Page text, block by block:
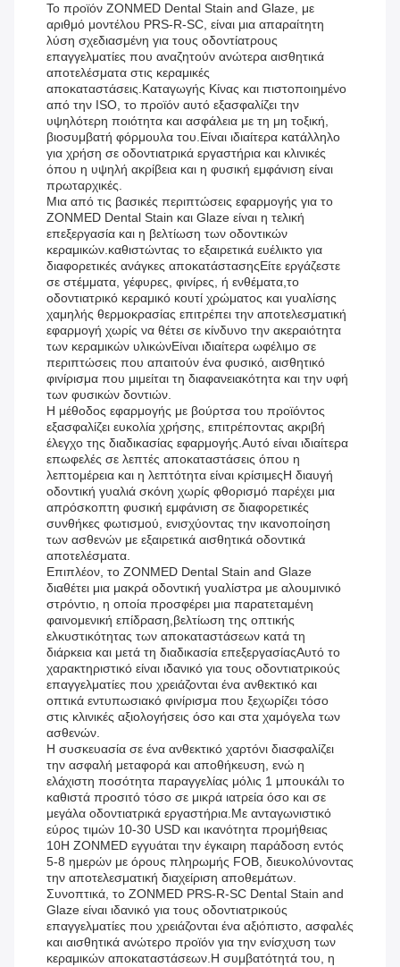
Το προϊόν ZONMED Dental Stain and Glaze, με
αριθμό μοντέλου PRS-R-SC, είναι μια απαραίτητη
λύση σχεδιασμένη για τους οδοντίατρους
επαγγελματίες που αναζητούν ανώτερα αισθητικά
αποτελέσματα στις κεραμικές
αποκαταστάσεις.Καταγωγής Κίνας και πιστοποιημένο
από την ISO, το προϊόν αυτό εξασφαλίζει την
υψηλότερη ποιότητα και ασφάλεια με τη μη τοξική,
βιοσυμβατή φόρμουλα του.Είναι ιδιαίτερα κατάλληλο
για χρήση σε οδοντιατρικά εργαστήρια και κλινικές
όπου η υψηλή ακρίβεια και η φυσική εμφάνιση είναι
πρωταρχικές.
Μια από τις βασικές περιπτώσεις εφαρμογής για το
ZONMED Dental Stain και Glaze είναι η τελική
επεξεργασία και η βελτίωση των οδοντικών
κεραμικών.καθιστώντας το εξαιρετικά ευέλικτο για
διαφορετικές ανάγκες αποκατάστασηςΕίτε εργάζεστε
σε στέμματα, γέφυρες, φινίρες, ή ενθέματα,το
οδοντιατρικό κεραμικό κουτί χρώματος και γυαλίσης
χαμηλής θερμοκρασίας επιτρέπει την αποτελεσματική
εφαρμογή χωρίς να θέτει σε κίνδυνο την ακεραιότητα
των κεραμικών υλικώνΕίναι ιδιαίτερα ωφέλιμο σε
περιπτώσεις που απαιτούν ένα φυσικό, αισθητικό
φινίρισμα που μιμείται τη διαφανειακότητα και την υφή
των φυσικών δοντιών.
Η μέθοδος εφαρμογής με βούρτσα του προϊόντος
εξασφαλίζει ευκολία χρήσης, επιτρέποντας ακριβή
έλεγχο της διαδικασίας εφαρμογής.Αυτό είναι ιδιαίτερα
επωφελές σε λεπτές αποκαταστάσεις όπου η
λεπτομέρεια και η λεπτότητα είναι κρίσιμεςΗ διαυγή
οδοντική γυαλιά σκόνη χωρίς φθορισμό παρέχει μια
απρόσκοπτη φυσική εμφάνιση σε διαφορετικές
συνθήκες φωτισμού, ενισχύοντας την ικανοποίηση
των ασθενών με εξαιρετικά αισθητικά οδοντικά
αποτελέσματα.
Επιπλέον, το ZONMED Dental Stain and Glaze
διαθέτει μια μακρά οδοντική γυαλίστρα με αλουμινικό
στρόντιο, η οποία προσφέρει μια παρατεταμένη
φαινομενική επίδραση,βελτίωση της οπτικής
ελκυστικότητας των αποκαταστάσεων κατά τη
διάρκεια και μετά τη διαδικασία επεξεργασίαςΑυτό το
χαρακτηριστικό είναι ιδανικό για τους οδοντιατρικούς
επαγγελματίες που χρειάζονται ένα ανθεκτικό και
οπτικά εντυπωσιακό φινίρισμα που ξεχωρίζει τόσο
στις κλινικές αξιολογήσεις όσο και στα χαμόγελα των
ασθενών.
Η συσκευασία σε ένα ανθεκτικό χαρτόνι διασφαλίζει
την ασφαλή μεταφορά και αποθήκευση, ενώ η
ελάχιστη ποσότητα παραγγελίας μόλις 1 μπουκάλι το
καθιστά προσιτό τόσο σε μικρά ιατρεία όσο και σε
μεγάλα οδοντιατρικά εργαστήρια.Με ανταγωνιστικό
εύρος τιμών 10-30 USD και ικανότητα προμήθειας
10Η ZONMED εγγυάται την έγκαιρη παράδοση εντός
5-8 ημερών με όρους πληρωμής FOB, διευκολύνοντας
την αποτελεσματική διαχείριση αποθεμάτων.
Συνοπτικά, το ZONMED PRS-R-SC Dental Stain and
Glaze είναι ιδανικό για τους οδοντιατρικούς
επαγγελματίες που χρειάζονται ένα αξιόπιστο, ασφαλές
και αισθητικά ανώτερο προϊόν για την ενίσχυση των
κεραμικών αποκαταστάσεων.Η συμβατότητά του, η